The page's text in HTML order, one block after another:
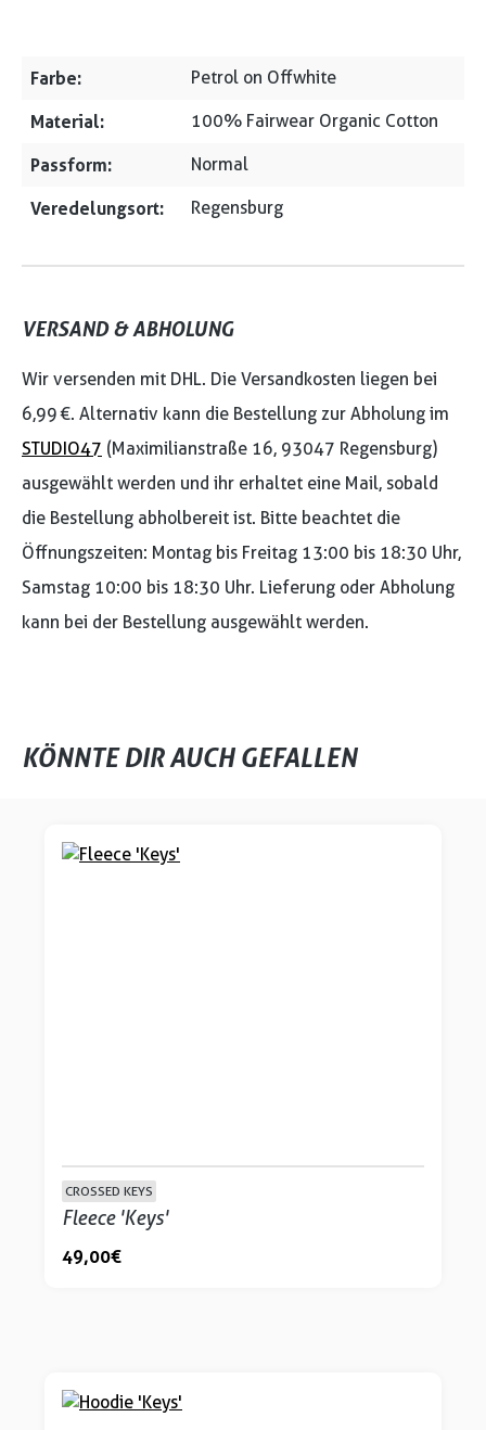
Farbe: Petrol on Offwhite
Material: 100% Fairwear Organic Cotton
Passform: Normal
Veredelungsort: Regensburg
VERSAND & ABHOLUNG
Wir versenden mit DHL. Die Versandkosten liegen bei
6,99 €. Alternativ kann die Bestellung zur Abholung im
STUDIO47 (Maximilianstraße 16, 93047 Regensburg)
ausgewählt werden und ihr erhaltet eine Mail, sobald
die Bestellung abholbereit ist. Bitte beachtet die
Öffnungszeiten: Montag bis Freitag 13:00 bis 18:30 Uhr,
Samstag 10:00 bis 18:30 Uhr. Lieferung oder Abholung
kann bei der Bestellung ausgewählt werden.
KÖNNTE DIR AUCH GEFALLEN
CROSSED KEYS
Fleece 'Keys'
49,00 €